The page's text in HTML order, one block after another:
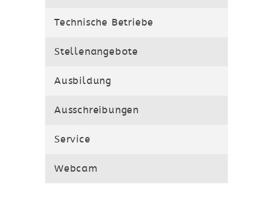
Technische Betriebe
Stellenangebote
Ausbildung
Ausschreibungen
Service
Webcam